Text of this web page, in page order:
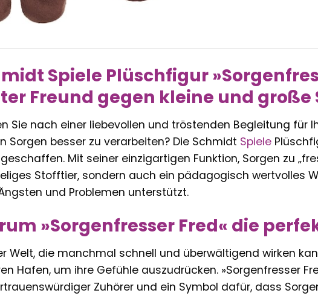
Spiele Plüschfigur
Freund gegen kleine und große
Sie nach einer liebevollen und tröstenden Begleitung für
Sorgen besser zu verarbeiten? Die Schmidt Spiele
Mit seiner einzigartigen Funktion, Sorgen zu
Stofftier, sondern auch ein pädagogisch wertvolles
und Problemen unterstützt.
»Sorgenfresser Fred« die
Welt, die manchmal schnell und überwältigend wirken
Hafen, um ihre Gefühle auszudrücken. »Sorgenfresser
Zuhörer und ein Symbol dafür, dass